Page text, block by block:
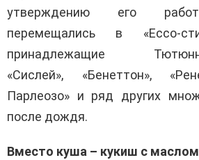
утверждению его
перемещались в «Ессо-
принадлежащие
«Сислей», «Бенеттон»,
Парлеозо» и ряд других
после дождя.
Вместо куша – кукиш с маслом